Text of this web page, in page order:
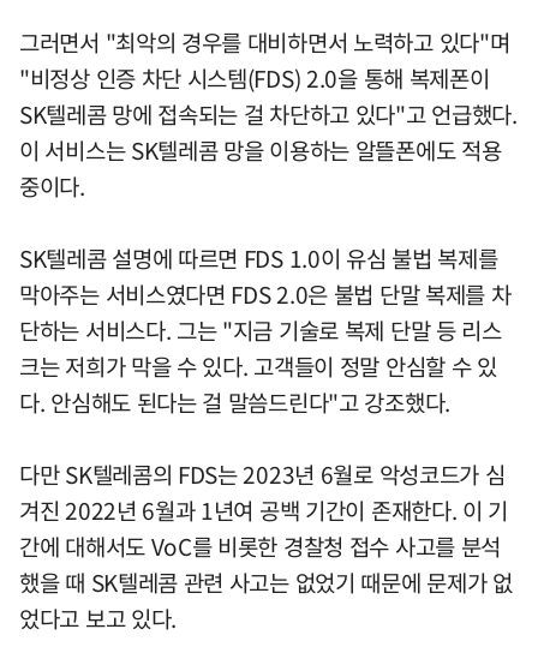
그러면서 "최악의 경우를 대비하면서 노력하고 있다"며
"비정상 인증 차단 시스템(FDS) 2.0을 통해 복제폰이
SK텔레콤 망에 접속되는 걸 차단하고 있다"고 언급했다.
이 서비스는 SK텔레콤 망을 이용하는 알뜰폰에도 적용
중이다.
SK텔레콤 설명에 따르면 FDS 1.0이 유심 불법 복제를
막아주는 서비스였다면 FDS 2.0은 불법 단말 복제를 차
단하는 서비스다. 그는 "지금 기술로 복제 단말 등 리스
크는 저희가 막을 수 있다. 고객들이 정말 안심할 수 있
다. 안심해도 된다는 걸 말씀드린다"고 강조했다.
다만 SK텔레콤의 FDS는 2023년 6월로 악성코드가 심
겨진 2022년 6월과 1년여 공백 기간이 존재한다. 이 기
간에 대해서도 VoC를 비롯한 경찰청 접수 사고를 분석
했을 때 SK텔레콤 관련 사고는 없었기 때문에 문제가 없
었다고 보고 있다.